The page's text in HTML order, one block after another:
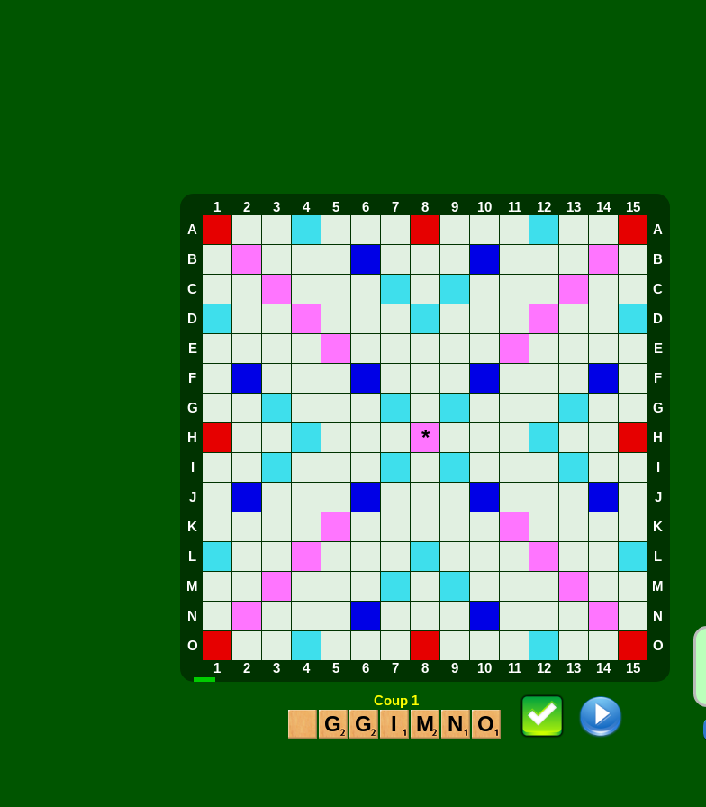
1 2 3 4 5 6 7 8 9 10 11 12 13 14
15
A
A
B B
C C
D D
E E
F F
G G
H * H
J J
K K
L L
M M
N N
O
O
1
2 3 4 5 6 7 8 9 10 11 12 13 14 15
Coup 1
G G I M N O